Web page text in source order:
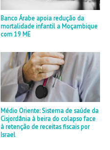
Banco Árabe apoia redução da
mortalidade infantil a Moçambique
com 19 ME
Médio Oriente: Sistema de saúde da
Cisjordânia à beira do colapso face
à retenção de receitas fiscais por
Israel